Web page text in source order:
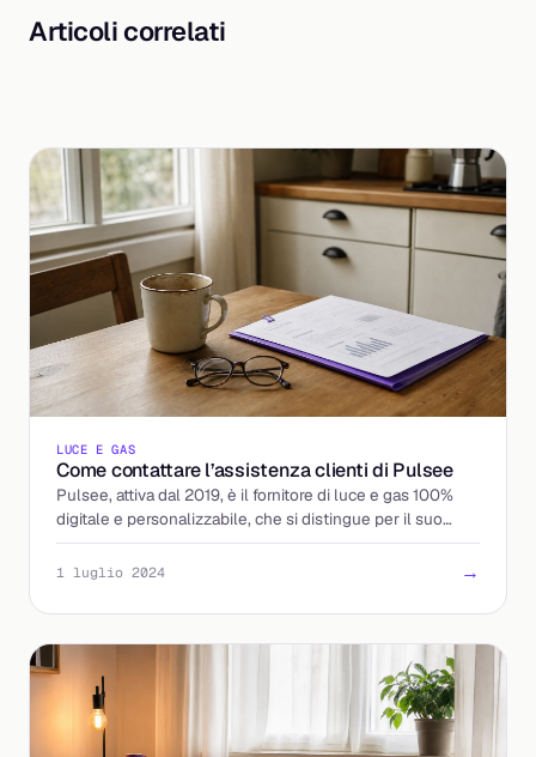
Articoli correlati
LUCE E GAS
Come contattare l’assistenza clienti di Pulsee
Pulsee, attiva dal 2019, è il fornitore di luce e gas 100%
digitale e personalizzabile, che si distingue per il suo
impegno sostenibile.
1 luglio 2024 →